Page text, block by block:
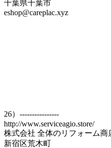
千葉県千葉市
eshop@careplac.xyz
26）----------------
http://www.serviceagio.store/
株式会社 全体のリフォーム商
新宿区荒木町